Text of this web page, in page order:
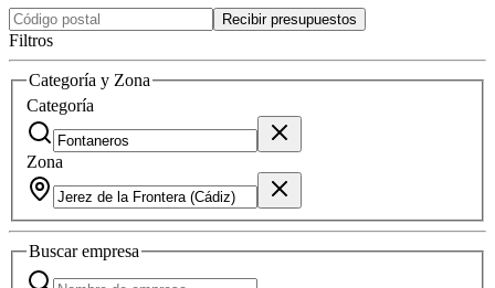
Recibir presupuestos
Filtros
Categoría y Zona
Categoría
Zona
Buscarempresa